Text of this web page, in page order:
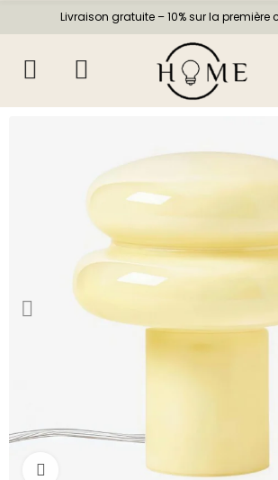
Livraison gratuite – 10% sur la
Cliquez pour agrandir